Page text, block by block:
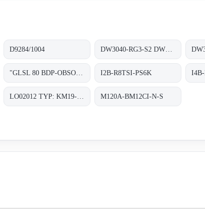
D9284/1004
I2B-R8TSI-PS6K
M120A-BM12CI-N-S